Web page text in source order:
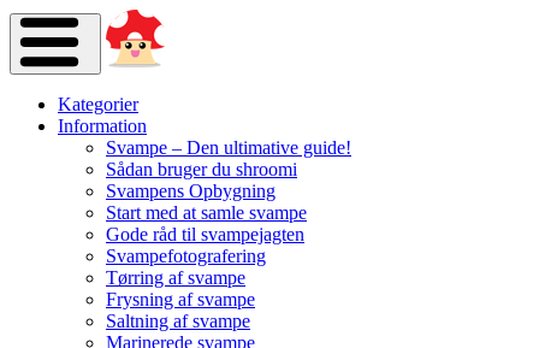
Kategorier
Information
Svampe – Den ultimative guide!
Sådan bruger du shroomi
Svampens Opbygning
Start med at samle svampe
Gode råd til svampejagten
Svampefotografering
Tørring af svampe
Frysning af svampe
Saltning af svampe
Marinerede svampe